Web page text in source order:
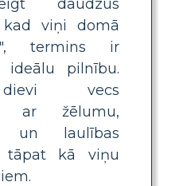
daudzus
kad viņi domā
termins ir
ideālu pilnību.
vecs
ar žēlumu,
un laulības
tāpat kā viņu